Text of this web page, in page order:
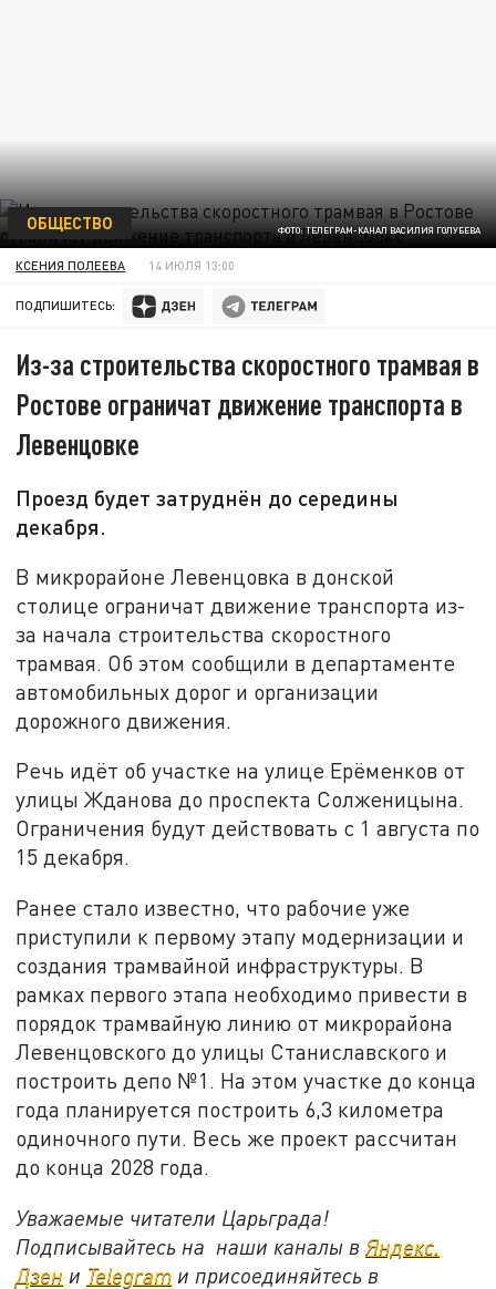
ФОТО: ТЕЛЕГРАМ-КАНАЛ ВАСИЛИЯ ГОЛУБЕВА
ОБЩЕСТВО
КСЕНИЯ ПОЛЕЕВА 14 ИЮЛЯ 13:00
ПОДПИШИТЕСЬ:
Из-за строительства скоростного трамвая в
Ростове ограничат движение транспорта в
Левенцовке
Проезд будет затруднён до середины
декабря.
В микрорайоне Левенцовка в донской
столице ограничат движение транспорта из-
за начала строительства скоростного
трамвая. Об этом сообщили в департаменте
автомобильных дорог и организации
дорожного движения.
Речь идёт об участке на улице Ерёменков от
улицы Жданова до проспекта Солженицына.
Ограничения будут действовать с 1 августа по
15 декабря.
Ранее стало известно, что рабочие уже
приступили к первому этапу модернизации и
создания трамвайной инфраструктуры. В
рамках первого этапа необходимо привести в
порядок трамвайную линию от микрорайона
Левенцовского до улицы Станиславского и
построить депо №1. На этом участке до конца
года планируется построить 6,3 километра
одиночного пути. Весь же проект рассчитан
до конца 2028 года.
Уважаемые читатели Царьграда!
Подписывайтесь на наши каналы вЯндекс.
Дзен и Telegram и присоединяйтесь в